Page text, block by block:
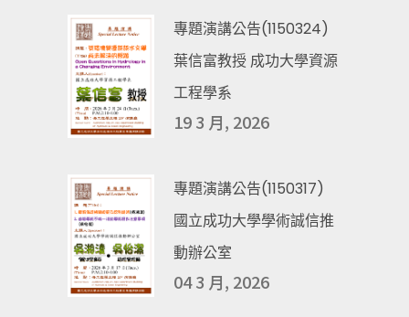
專題演講公告(1150324)
葉信富教授 成功大學資源
工程學系
19 3 月, 2026
專題演講公告(1150317)
國立成功大學學術誠信推
動辦公室
04 3 月, 2026